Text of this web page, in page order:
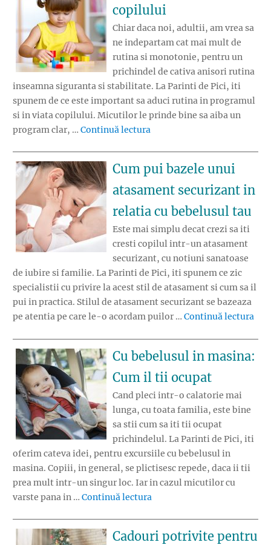
copilului
Chiar daca noi, adultii, am vrea sa
ne indepartam cat mai mult de
rutina si monotonie, pentru un
prichindel de cativa anisori rutina
inseamna siguranta si stabilitate. La Parinti de Pici, iti
spunem de ce este important sa aduci rutina in programul
si in viata copilului. Micutilor le prinde bine sa aiba un
program clar, … Continuă lectura
Cum pui bazele unui
atasament securizant in
relatia cu bebelusul tau
Este mai simplu decat crezi sa iti
cresti copilul intr-un atasament
securizant, cu notiuni sanatoase
de iubire si familie. La Parinti de Pici, iti spunem ce zic
specialistii cu privire la acest stil de atasament si cum sa il
pui in practica. Stilul de atasament securizant se bazeaza
pe atentia pe care le-o acordam puilor … Continuă lectura
Cu bebelusul in masina:
Cum il tii ocupat
Cand pleci intr-o calatorie mai
lunga, cu toata familia, este bine
sa stii cum sa iti tii ocupat
prichindelul. La Parinti de Pici, iti
oferim cateva idei, pentru excursiile cu bebelusul in
masina. Copiii, in general, se plictisesc repede, daca ii tii
prea mult intr-un singur loc. Iar in cazul micutilor cu
varste pana in … Continuă lectura
Cadouri potrivite pentru